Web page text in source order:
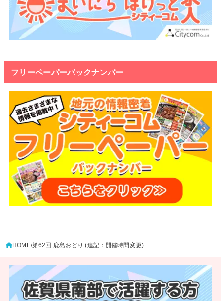
フリーペーパーバックナンバー
HOME 第62回 鹿島おどり (追記：開催時間変更)